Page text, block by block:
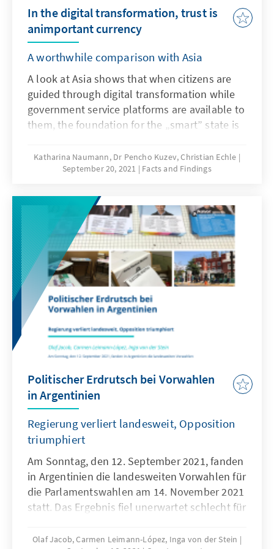
In the digital transformation, trust is
animportant currency
A worthwhile comparison with Asia
A look at Asia shows that when citizens are
guided through digital transformation while
government service platforms are available to
them, the foundation for the „smart” state is
innovation is trust in the state and an
administration that is digitally literate. The
the use of open data play a decisive role.
Katharina Naumann, Dr Pencho Kuzev, Christian Echle
September 20, 2021
Facts and Findings
Politischer Erdrutsch bei Vorwahlen
in Argentinien
Regierung verliert landesweit, Opposition
triumphiert
Am Sonntag, den 12. September 2021, fanden
in Argentinien die landesweiten Vorwahlen für
die Parlamentswahlen am 14. November 2021
statt. Das Ergebnis fiel unerwartet schlecht für
Fernández aus: Seine Allianz Frente de Todos
Olaf Jacob, Carmen Leimann-López, Inga von der Stein